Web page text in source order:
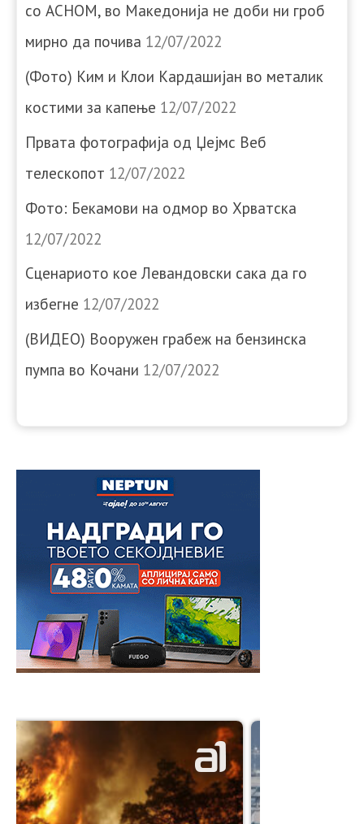
со АСНОМ, во Македонија не доби ни гроб
мирно да почива 12/07/2022
(Фото) Ким и Клои Кардашијан во металик
костими за капење 12/07/2022
Првата фотографија од Џејмс Веб
телескопот 12/07/2022
Фото: Бекамови на одмор во Хрватска
12/07/2022
Сценариото кое Левандовски сака да го
избегне 12/07/2022
(ВИДЕО) Вооружен грабеж на бензинска
пумпа во Кочани 12/07/2022